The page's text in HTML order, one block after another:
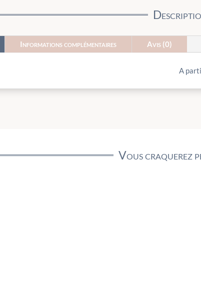
Informations complémentaires Avis (0)
A
Vous craquerez